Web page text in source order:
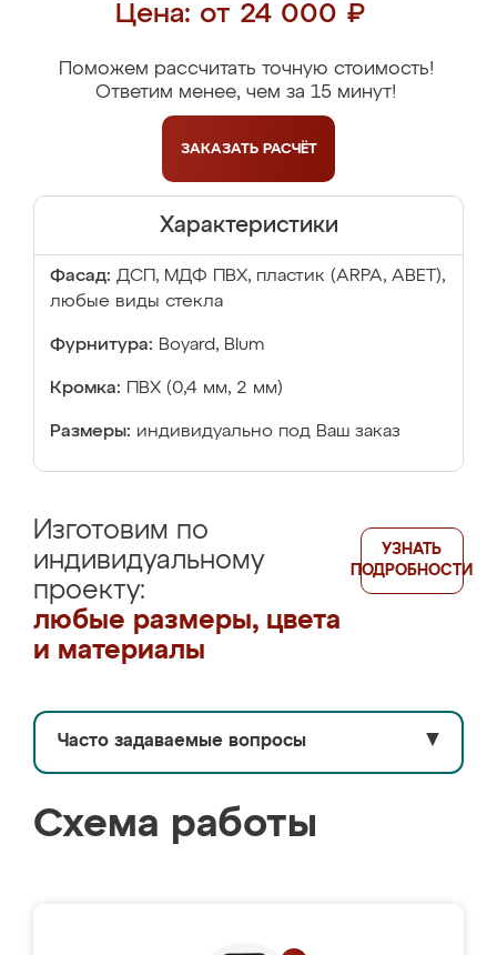
Цена: от 24 000 ₽
Поможем рассчитать точную стоимость!
Ответим менее, чем за 15 минут!
ЗАКАЗАТЬ РАСЧЁТ
Характеристики
Фасад: ДСП, МДФ ПВХ, пластик (ARPA, ABET),
любые виды стекла
Фурнитура: Boyard, Blum
Кромка: ПВХ (0,4 мм, 2 мм)
Размеры: индивидуально под Ваш заказ
Изготовим по
индивидуальному
проекту:
любые размеры, цвета
и материалы
УЗНАТЬ
ПОДРОБНОСТИ
Часто задаваемые вопросы ▼
Схема работы